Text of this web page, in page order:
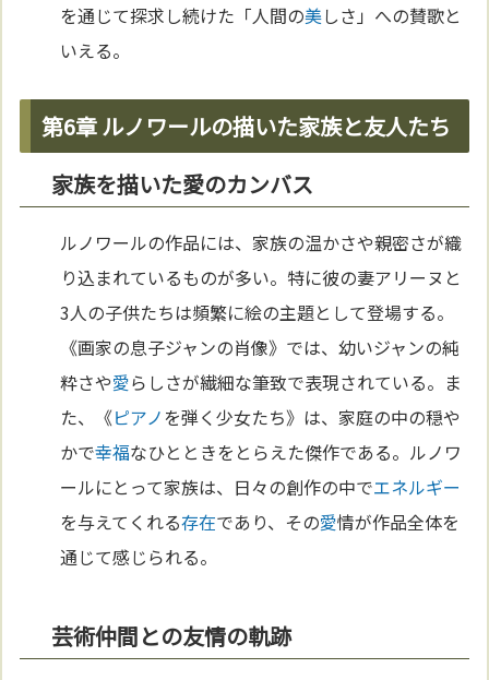
を通じて探求し続けた「人間の美しさ」への賛歌と
いえる。
第6章 ルノワールの描いた家族と友人たち
家族を描いた愛のカンバス
ルノワールの作品には、家族の温かさや親密さが織
り込まれているものが多い。特に彼の妻アリーヌと
3人の子供たちは頻繁に絵の主題として登場する。
《画家の息子ジャンの肖像》では、幼いジャンの純
粋さや愛らしさが繊細な筆致で表現されている。ま
た、《ピアノを弾く少女たち》は、家庭の中の穏や
かで幸福なひとときをとらえた傑作である。ルノワ
ールにとって家族は、日々の創作の中でエネルギー
を与えてくれる存在であり、その愛情が作品全体を
通じて感じられる。
芸術仲間との友情の軌跡